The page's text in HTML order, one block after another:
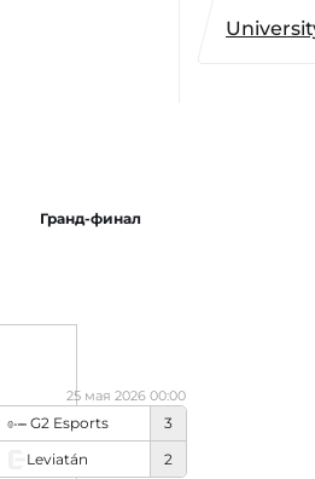
G2 Esports
3
Leviatán
2
25 мая 2026 00:00
Гранд-финал